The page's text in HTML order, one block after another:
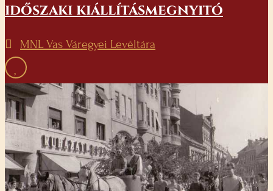
időszaki kiállításmegnyitó
MNL Vas Váregyei Levéltára